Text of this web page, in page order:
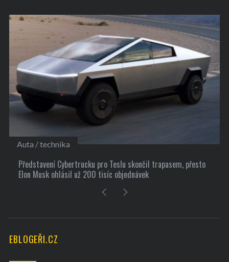
Auta / technika
Představení Cybertrucku pro Teslu skončil trapasem, přesto
Elon Musk ohlásil už 200 tisíc objednávek
EBLOGEŘI.CZ